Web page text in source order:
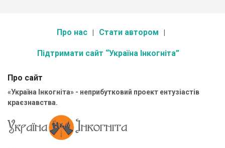
Про нас Стати автором
Підтримати сайт “Україна Інкогніта”
Про сайт
«Україна Інкогніта» - неприбутковий проект ентузіастів
краєзнавства.